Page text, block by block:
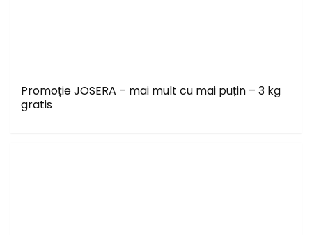
Promoție JOSERA – mai mult cu mai puțin – 3 kg
gratis